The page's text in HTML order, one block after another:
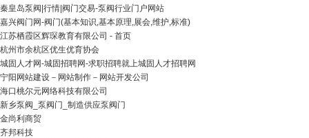
秦皇岛泵阀|行情|阀门交易-泵阀行业门户网站
嘉兴阀门网-阀门(基本知识,基本原理,展会,维护,标准)
江苏栖霞区辉琛教育有限公司 - 首页
杭州市余杭区优生优育协会
城固人才网-城固招聘网-求职招聘就上城固人才招聘网
宁阳网站建设－网站制作－网站开发公司
海口桃尔元网络科技有限公司
新乡泵阀_泵阀门_制造供应泵阀门
金尚利商贸
齐邦科技